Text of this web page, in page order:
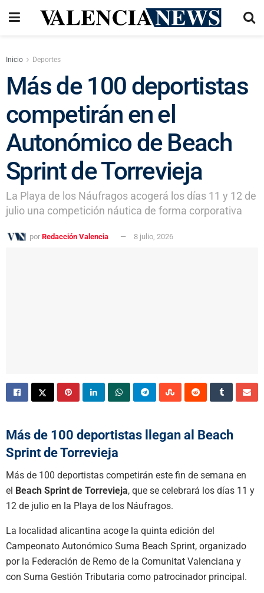
Inicio Deportes
Más de 100 deportistas
competirán en el
Autonómico de Beach
Sprint de Torrevieja
La Playa de los Náufragos acogerá los días 11 y 12 de
julio una competición náutica de forma corporativa
por Redacción Valencia 8 julio, 2026
Más de 100 deportistas llegan al Beach
Sprint de Torrevieja
Más de 100 deportistas competirán este fin de semana en
el Beach Sprint de Torrevieja, que se celebrará los días 11 y
12 de julio en la Playa de los Náufragos.
La localidad alicantina acoge la quinta edición del
Campeonato Autonómico Suma Beach Sprint, organizado
por la Federación de Remo de la Comunitat Valenciana y
con Suma Gestión Tributaria como patrocinador principal.